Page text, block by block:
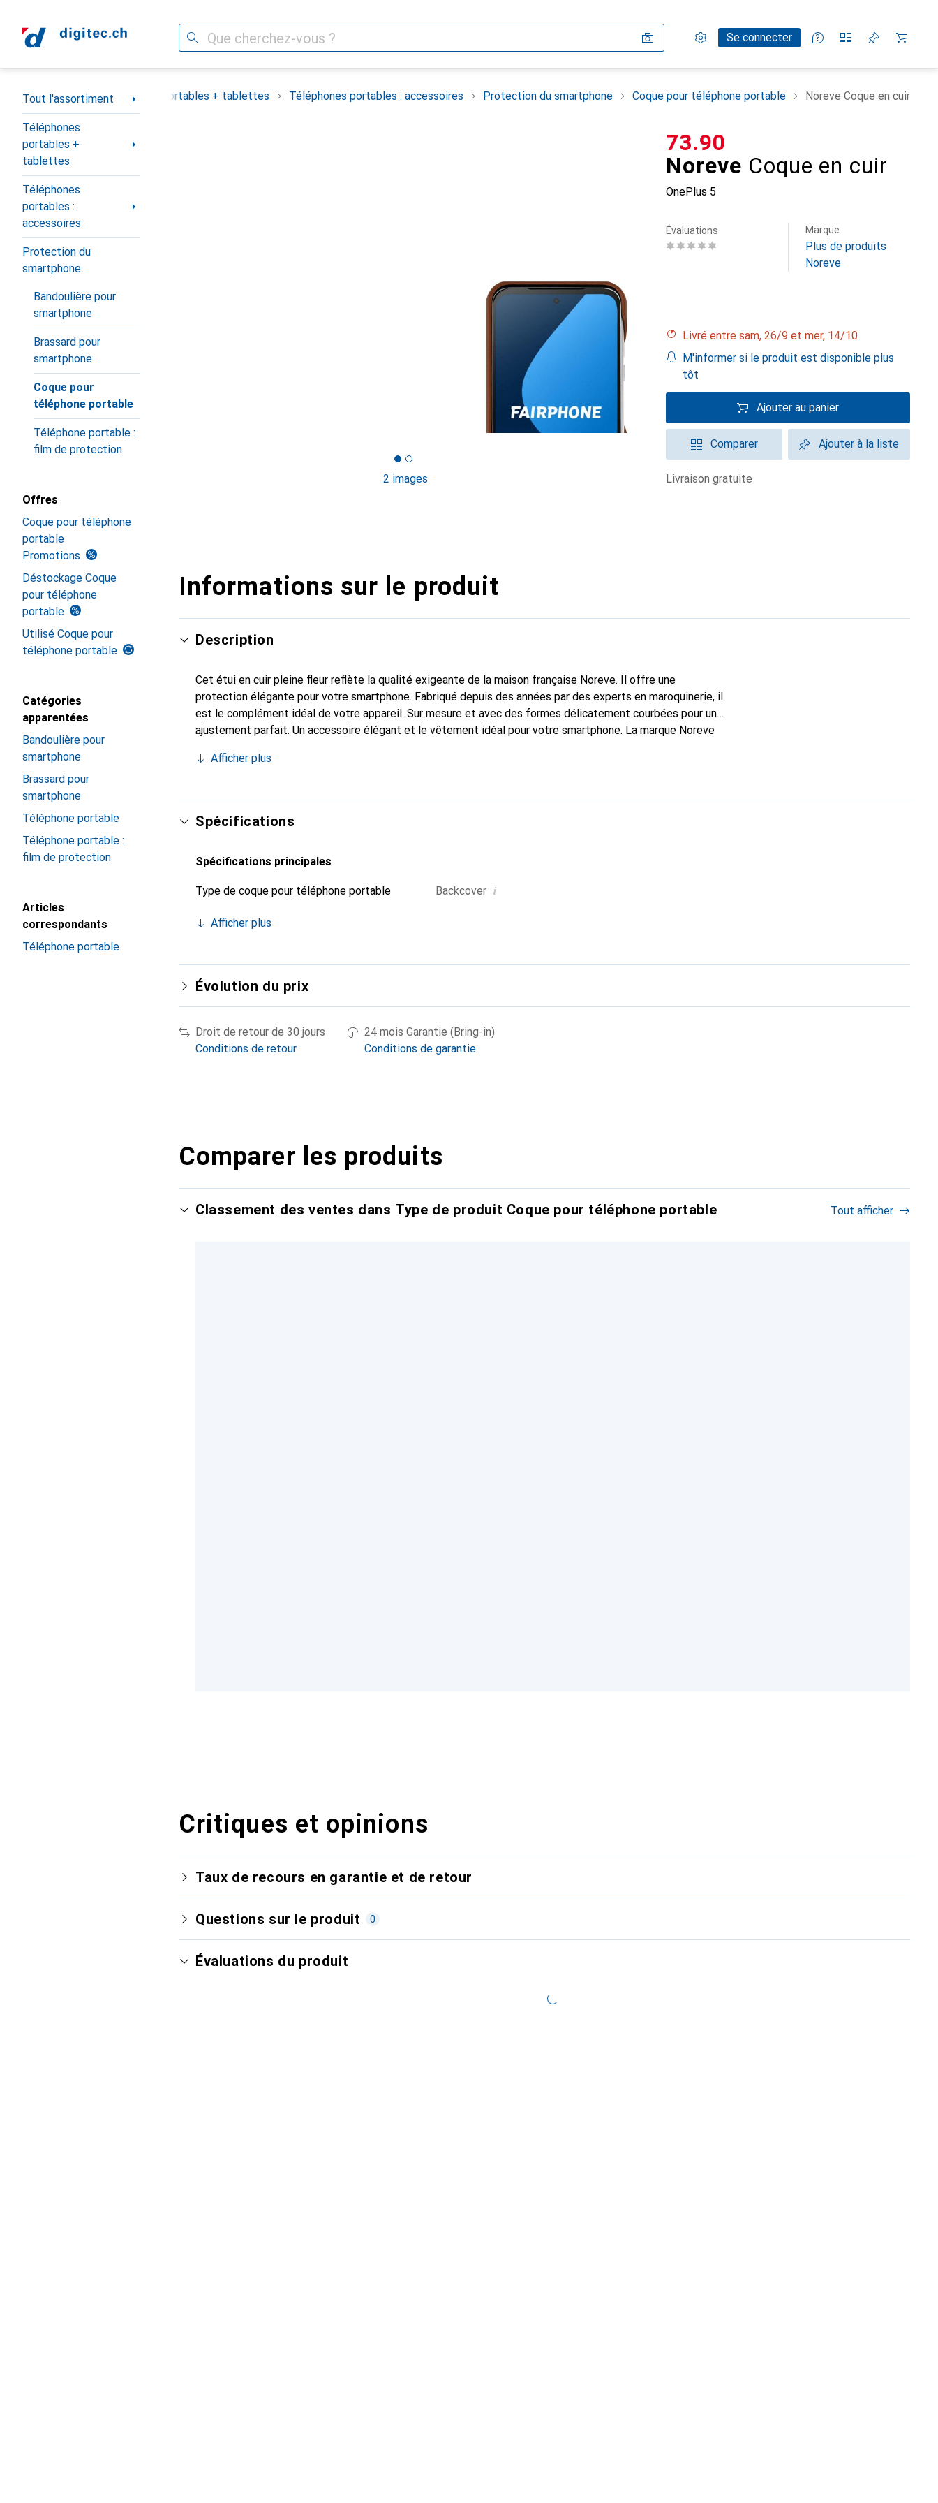
Recherche Paramètres
Compte clientSe connecter
Listes de comparaison
Listes d'envies
Panier
Navigation par catégorie
Tout l'assortiment
Téléphones
portables +
tablettes
Téléphones
portables :
accessoires
Protection du
smartphone
Bandoulière pour
smartphone
Brassard pour
smartphone
Coque pour
téléphone portable
Téléphone portable :
film de protection
Offres
Coque pour téléphone
portable
Promotions
Déstockage Coque
pour téléphone
portable
Utilisé Coque pour
téléphone portable
Catégories
apparentées
Bandoulière pour
smartphone
Brassard pour
smartphone
Téléphone portable
Téléphone portable :
film de protection
Articles
correspondants
Téléphone portable
l'assortiment Téléphones portables + tablettes Téléphones portables : accessoires Protection du smartphone Coque pour téléphone portable Noreve Coque en cuir
2 images
Noreve Coque en cuir
OnePlus 5
CHF
73.90
Évaluations Marque
Plus de produits
Noreve
Livré entre sam, 26/9 et mer, 14/10
M'informer si le produit est disponible plus
tôt
Ajouter au panier
Comparer Ajouter à la liste
livraison gratuite
Informations sur le produit
Description
Cet étui en cuir pleine fleur reflète la qualité exigeante de la maison française Noreve. Il offre une
protection élégante pour votre smartphone. Fabriqué depuis des années par des experts en maroquinerie, il
est le complément idéal de votre appareil. Sur mesure et avec des formes délicatement courbées pour un
ajustement parfait. Un accessoire élégant et le vêtement idéal pour votre smartphone. La marque Noreve
le client exigeant.
Afficher plus
Spécifications
Spécifications principales
Type de coque pour téléphone portable Backcover i
Afficher plus
Évolution du prix
Droit de retour de 30 jours
Conditions de retour
24 mois Garantie (Bring-in)
Conditions de garantie
Comparer les produits
Classement des ventes dans Type de produit Coque pour téléphone portable Tout afficher
Critiques et opinions
Taux de recours en garantie et de retour
Questions sur le produit 0
Évaluations du produit